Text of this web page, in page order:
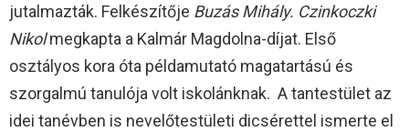
jutalmazták. Felkészítője Buzás Mihály. Czinkoczki
Nikolmegkapta a Kalmár Magdolna-díjat. Első
osztályos kora óta példamutató magatartású és
szorgalmú tanulója volt iskolánknak. A tantestület az
idei tanévben is nevelőtestületi dicsérettel ismerte el